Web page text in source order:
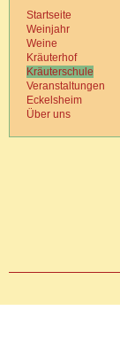
Startseite
Weinjahr
Weine
Kräuterhof
Kräuterschule
Veranstaltungen
Eckelsheim
Über uns